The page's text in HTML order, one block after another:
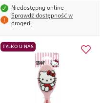
Niedostępny online
Sprawdź dostępność w
drogerii
TYLKO U NAS